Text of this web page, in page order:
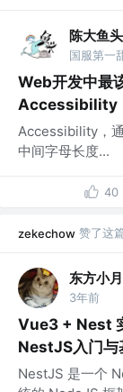
陈大鱼头
Web开发中最
Accessibility
Accessibility，
中间字母长度...
40
zekechow 赞了这
东方小月
3年前
Vue3 + Nest
NestJS入门与
NestJS 是一个